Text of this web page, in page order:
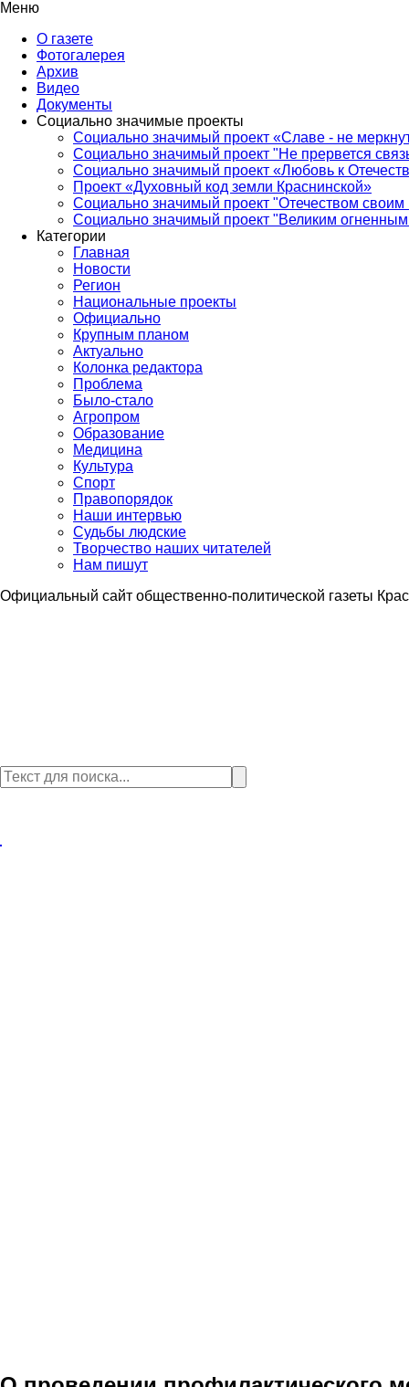
Меню
О газете
Фотогалерея
Архив
Видео
Документы
Социально значимые проекты
Социально значимый проект «Славе - не
Социально значимый проект "Не прервется
Социально значимый проект «Любовь к
Проект «Духовный код земли Краснинской»
Социально значимый проект "Отечеством своим
Социально значимый проект "Великим
Категории
Главная
Новости
Регион
Национальные проекты
Официально
Крупным планом
Актуально
Колонка редактора
Проблема
Было-стало
Агропром
Образование
Медицина
Культура
Спорт
Правопорядок
Наши интервью
Судьбы людские
Творчество наших читателей
Нам пишут
Официальный сайт общественно-политической газеты